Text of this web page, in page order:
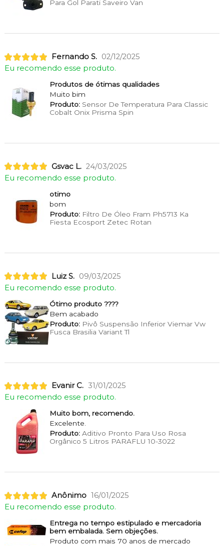
Para Gol Parati Saveiro Van
Fernando S. 02/12/2025
Eu recomendo esse produto.
Produtos de ótimas qualidades
Muito bim
Produto:Sensor De Temperatura Para Classic
Cobalt Onix Prisma Spin
Gsvac L. 24/03/2025
Eu recomendo esse produto.
otimo
bom
Produto:Filtro De Óleo Fram Ph5713 Ka
Fiesta Ecosport Zetec Rotan
Luiz S. 09/03/2025
Eu recomendo esse produto.
Ótimo produto ????
Bem acabado
Produto:Pivô Suspensão Inferior Viemar Vw
Fusca Brasilia Variant Tl
Evanir C. 31/01/2025
Eu recomendo esse produto.
Muito bom, recomendo.
Excelente.
Produto:Aditivo Pronto Para Uso Rosa
Orgânico 5 Litros PARAFLU 10-3022
Anônimo 16/01/2025
Eu recomendo esse produto.
Entrega no tempo estipulado e mercadoria
bem embalada. Sem objeções.
Produto com mais 70 anos de mercado